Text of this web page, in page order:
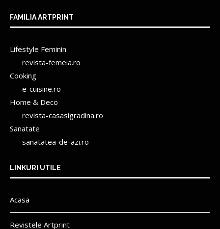
FAMILIA ARTPRINT
Lifestyle Feminin
revista-femeia.ro
Cooking
e-cuisine.ro
Home & Deco
revista-casasigradina.ro
Sanatate
sanatatea-de-azi.ro
LINKURI UTILE
Acasa
Revistele Artprint